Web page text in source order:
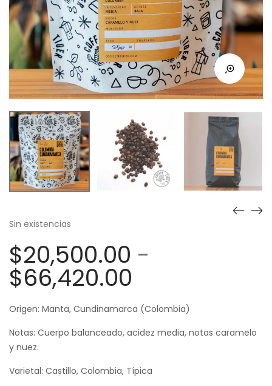
Sin existencias
$20,500.00 -
$66,420.00
de
precios:
desde
$20,500.00
Origen: Manta, Cundinamarca (Colombia)
Notas: Cuerpo balanceado, acidez media, notas caramelo
y nuez.
Varietal: Castillo, Colombia, Típica